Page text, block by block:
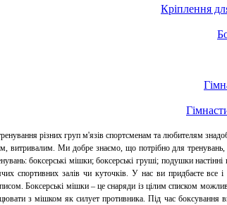
Кріплення
різних груп м'язів спортсменам та любителям
витривалим. Ми добре знаємо, що потрібно для
боксерські мішки; боксерські груші; подушки
спортивних залів чи куточків. У нас ви придбаєте
Боксерські мішки – це снаряди із цілим списком
з мішком як силует противника. Під час боксування